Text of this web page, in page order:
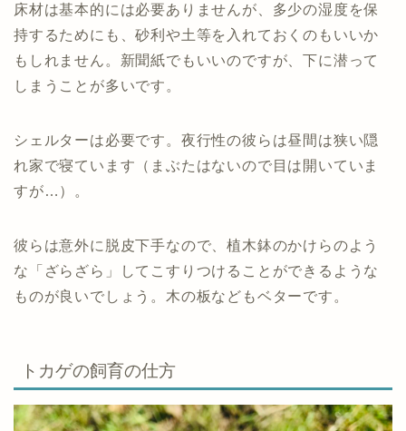
床材は基本的には必要ありませんが、多少の湿度を保
持するためにも、砂利や土等を入れておくのもいいか
もしれません。新聞紙でもいいのですが、下に潜って
しまうことが多いです。
シェルターは必要です。夜行性の彼らは昼間は狭い隠
れ家で寝ています（まぶたはないので目は開いていま
すが…）。
彼らは意外に脱皮下手なので、植木鉢のかけらのよう
な「ざらざら」してこすりつけることができるような
ものが良いでしょう。木の板などもベターです。
トカゲの飼育の仕方